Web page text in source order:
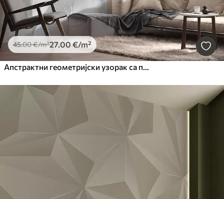
45.00€/m²27.00 €/m²
Апстрактни геометријски узорак са позадином текстуре цемента